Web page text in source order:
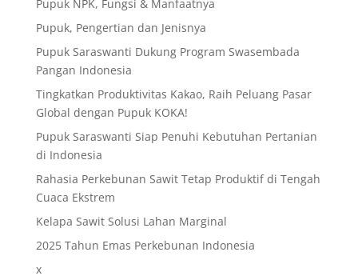
Pupuk NPK, Fungsi & Manfaatnya
Pupuk, Pengertian dan Jenisnya
Pupuk Saraswanti Dukung Program Swasembada
Pangan Indonesia
Tingkatkan Produktivitas Kakao, Raih Peluang Pasar
Global dengan Pupuk KOKA!
Pupuk Saraswanti Siap Penuhi Kebutuhan Pertanian
di Indonesia
Rahasia Perkebunan Sawit Tetap Produktif di Tengah
Cuaca Ekstrem
Kelapa Sawit Solusi Lahan Marginal
2025 Tahun Emas Perkebunan Indonesia
x